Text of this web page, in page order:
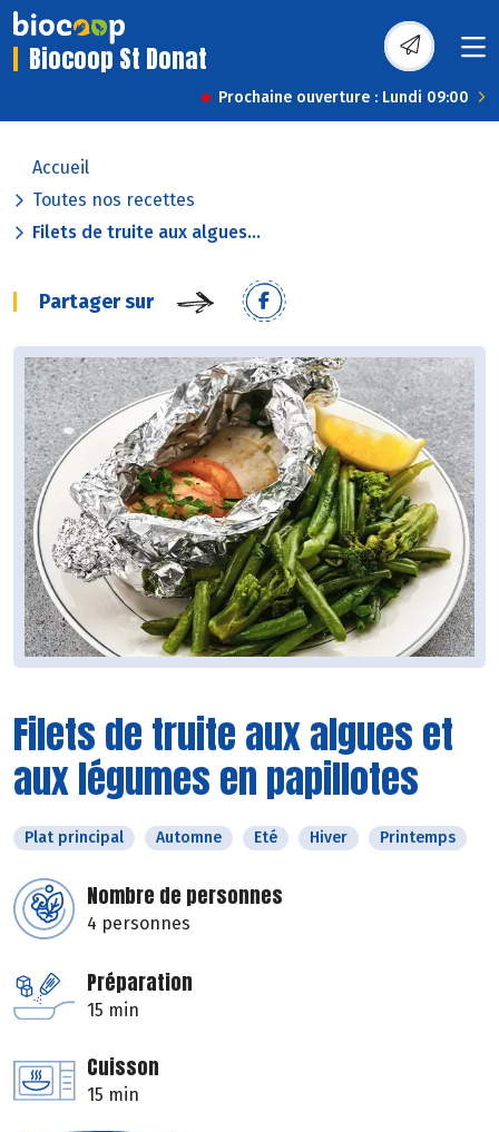
Biocoop St Donat
Prochaine ouverture : Lundi 09:00
Accueil
Toutes nos recettes
Filets de truite aux algues...
Partager sur
Filets de truite aux algues et
aux légumes en papillotes
Plat principal Automne Eté Hiver Printemps
Nombre de personnes
4 personnes
Préparation
15 min
Cuisson
15 min